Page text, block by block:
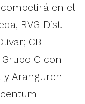
en el
RVG Dist.
CB
C con
y Aranguren